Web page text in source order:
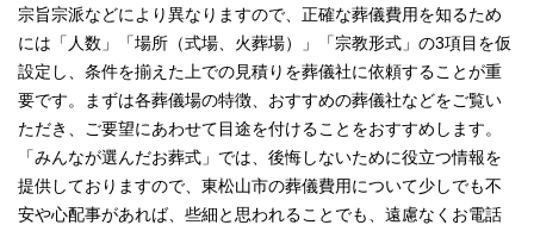
宗旨宗派などにより異なりますので、正確な葬儀費用を知るため
には「人数」「場所（式場、火葬場）」「宗教形式」の3項目を仮
設定し、条件を揃えた上での見積りを葬儀社に依頼することが重
要です。まずは各葬儀場の特徴、おすすめの葬儀社などをご覧い
ただき、ご要望にあわせて目途を付けることをおすすめします。
「みんなが選んだお葬式」では、後悔しないために役立つ情報を
提供しておりますので、東松山市の葬儀費用について少しでも不
安や心配事があれば、些細と思われることでも、遠慮なくお電話